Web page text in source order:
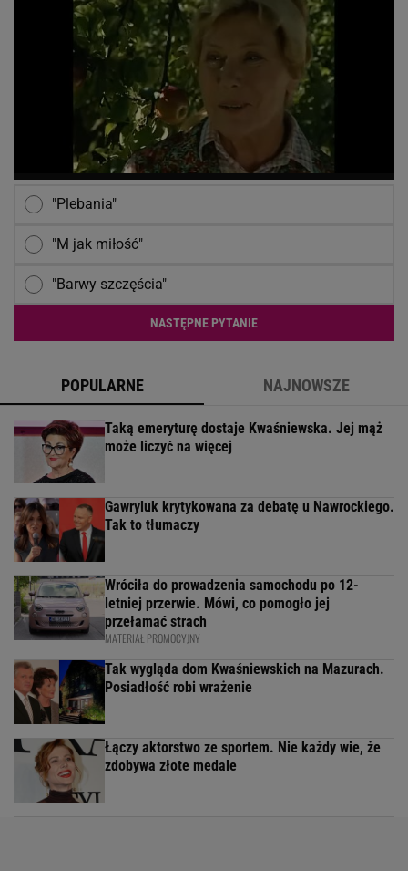
"Plebania"
"M jak miłość"
"Barwy szczęścia"
NASTĘPNE PYTANIE
POPULARNE NAJNOWSZE
Taką emeryturę dostaje Kwaśniewska. Jej mąż
może liczyć na więcej
Gawryluk krytykowana za debatę u Nawrockiego.
Tak to tłumaczy
Wróciła do prowadzenia samochodu po 12-
letniej przerwie. Mówi, co pomogło jej
przełamać strach
MATERIAŁ PROMOCYJNY
Tak wygląda dom Kwaśniewskich na Mazurach.
Posiadłość robi wrażenie
Łączy aktorstwo ze sportem. Nie każdy wie, że
zdobywa złote medale